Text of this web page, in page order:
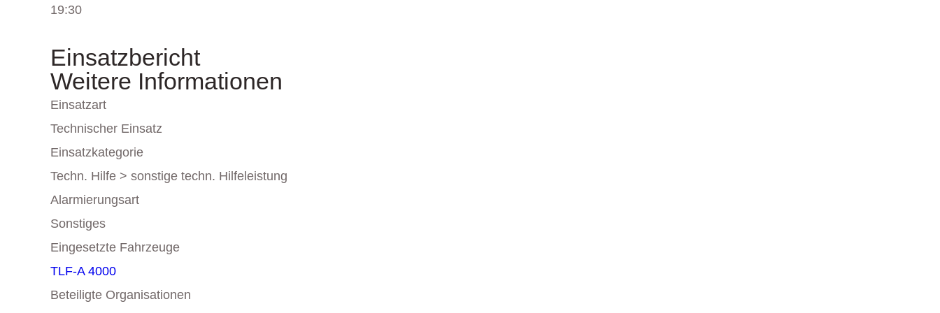
19:30
Einsatzbericht
Weitere Informationen
Einsatzart
Technischer Einsatz
Einsatzkategorie
Techn. Hilfe > sonstige techn. Hilfeleistung
Alarmierungsart
Sonstiges
Eingesetzte Fahrzeuge
TLF-A 4000
Beteiligte Organisationen